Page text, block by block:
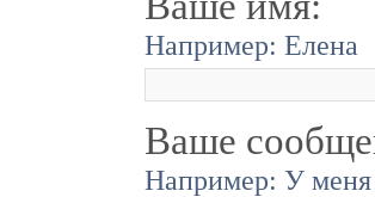
Например: Елена
Ваше
Например: У меня